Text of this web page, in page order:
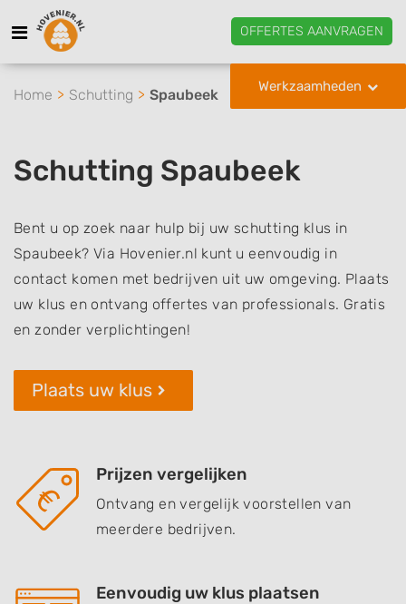
OFFERTES AANVRAGEN
Werkzaamheden
Home Schutting Spaubeek
Schutting Spaubeek
Bent u op zoek naar hulp bij uw schutting klus in
Spaubeek? Via Hovenier.nl kunt u eenvoudig in
contact komen met bedrijven uit uw omgeving. Plaats
uw klus en ontvang offertes van professionals. Gratis
en zonder verplichtingen!
Plaats uw klus
Prijzen vergelijken
Ontvang en vergelijk voorstellen van
meerdere bedrijven.
Eenvoudig uw klus plaatsen